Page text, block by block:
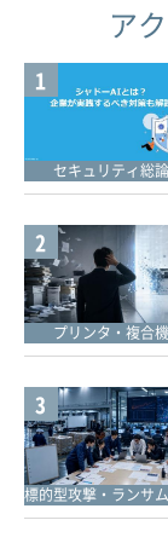
ア
1
セキュリティ総論
2
プリンタ・複合機
3